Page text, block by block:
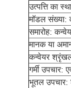
उत्पत्ति का
मॉडल संख्या:
समारोह:
मानक या
कन्वेयर
गर्मी उपचार: ए
भूतल उपचार: